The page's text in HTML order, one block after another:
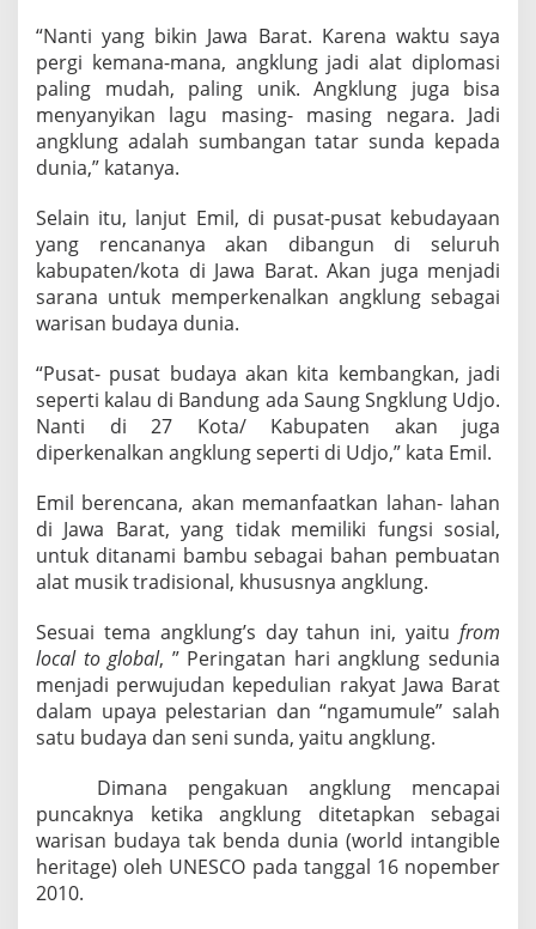
“Nanti yang bikin Jawa Barat. Karena waktu saya
pergi kemana-mana, angklung jadi alat diplomasi
paling mudah, paling unik. Angklung juga bisa
menyanyikan lagu masing- masing negara. Jadi
angklung adalah sumbangan tatar sunda kepada
dunia,” katanya.
Selain itu, lanjut Emil, di pusat-pusat kebudayaan
yang rencananya akan dibangun di seluruh
kabupaten/kota di Jawa Barat. Akan juga menjadi
sarana untuk memperkenalkan angklung sebagai
warisan budaya dunia.
“Pusat- pusat budaya akan kita kembangkan, jadi
seperti kalau di Bandung ada Saung Sngklung Udjo.
Nanti di 27 Kota/ Kabupaten akan juga
diperkenalkan angklung seperti di Udjo,” kata Emil.
Emil berencana, akan memanfaatkan lahan- lahan
di Jawa Barat, yang tidak memiliki fungsi sosial,
untuk ditanami bambu sebagai bahan pembuatan
alat musik tradisional, khususnya angklung.
Sesuai tema angklung’s day tahun ini, yaitu from
local to global, ” Peringatan hari angklung sedunia
menjadi perwujudan kepedulian rakyat Jawa Barat
dalam upaya pelestarian dan “ngamumule” salah
satu budaya dan seni sunda, yaitu angklung.
Dimana pengakuan angklung mencapai
puncaknya ketika angklung ditetapkan sebagai
warisan budaya tak benda dunia (world intangible
heritage) oleh UNESCO pada tanggal 16 nopember
2010.